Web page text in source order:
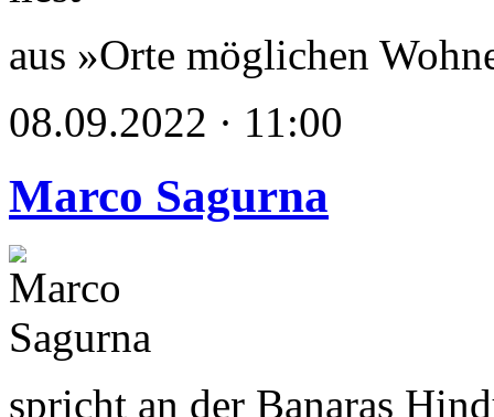
aus »Orte möglichen
08.09.2022 · 11:00
Marco Sagurna
spricht an der Banaras